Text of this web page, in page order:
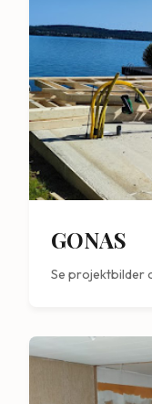
GONAS
Se projektbilder